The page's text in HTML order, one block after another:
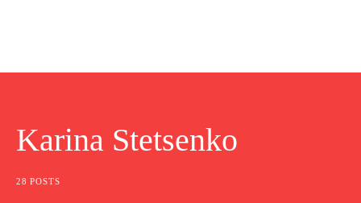
Karina Stetsenko
28 POSTS